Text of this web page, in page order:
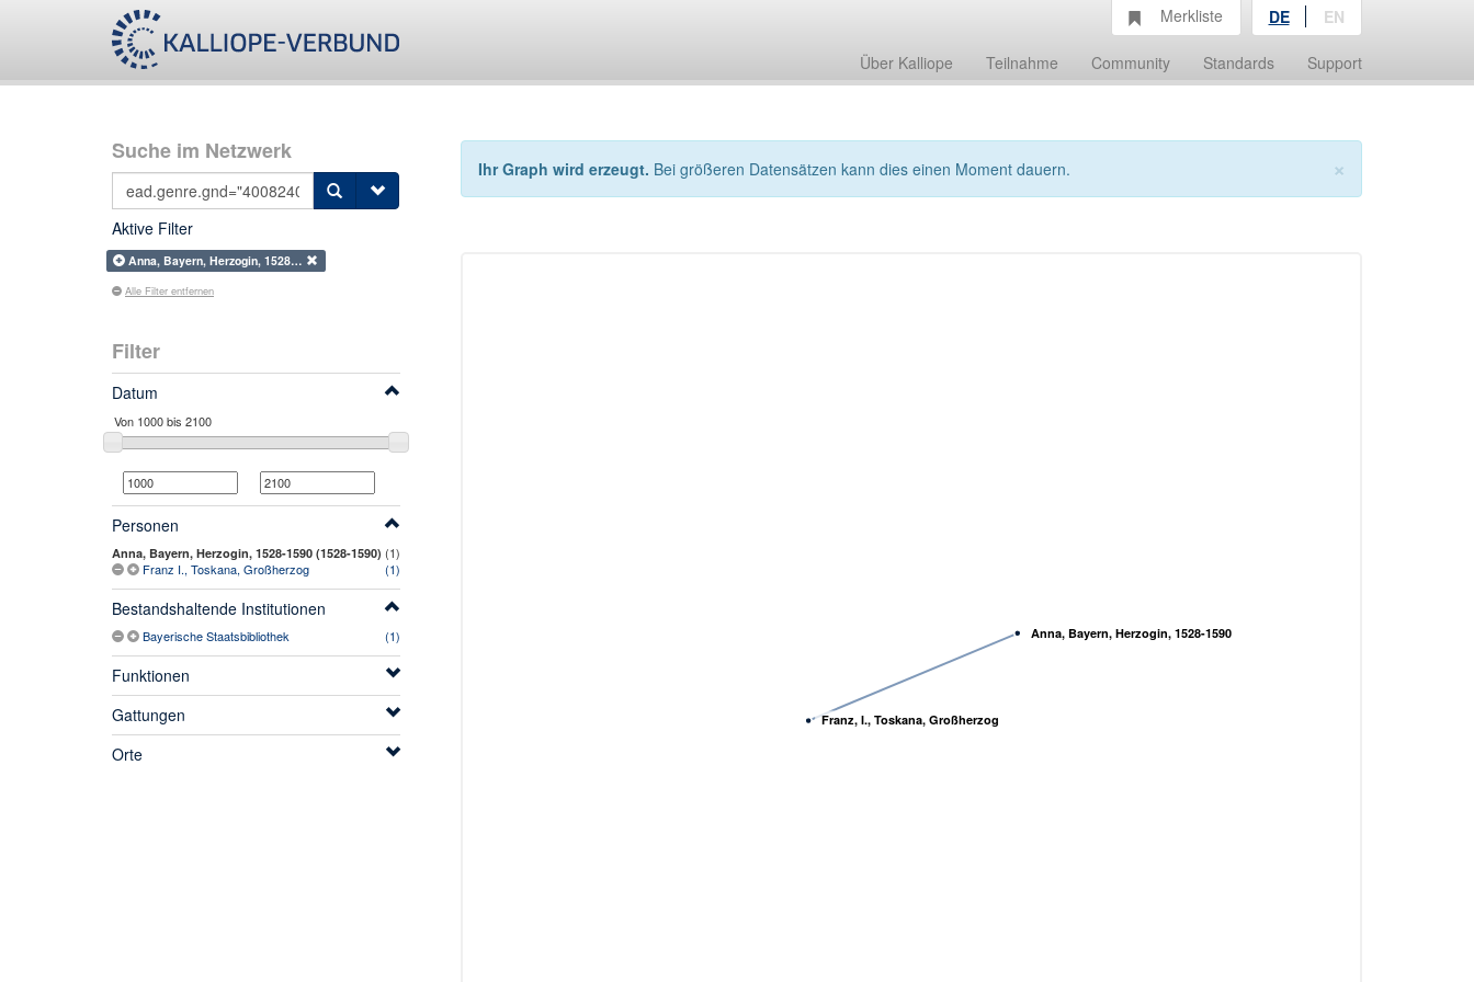
Über Kalliope Teilnahme Community Standards Support
Merkliste DE EN
Suche im Netzwerk
Aktive Filter
Anna, Bayern, Herzogin, 1528…
Alle Filter entfernen
Filter
Datum
Personen
Anna, Bayern, Herzogin, 1528-1590 (1528-1590) (1)
Franz I., Toskana, Großherzog
(1)
Bestandshaltende Institutionen
Bayerische Staatsbibliothek (1)
Funktionen
Gattungen
Orte
×
Ihr Graph wird erzeugt. Bei größeren Datensätzen kann dies einen Moment dauern.
Franz, I., Toskana, Großherzog
Anna, Bayern, Herzogin, 1528-1590